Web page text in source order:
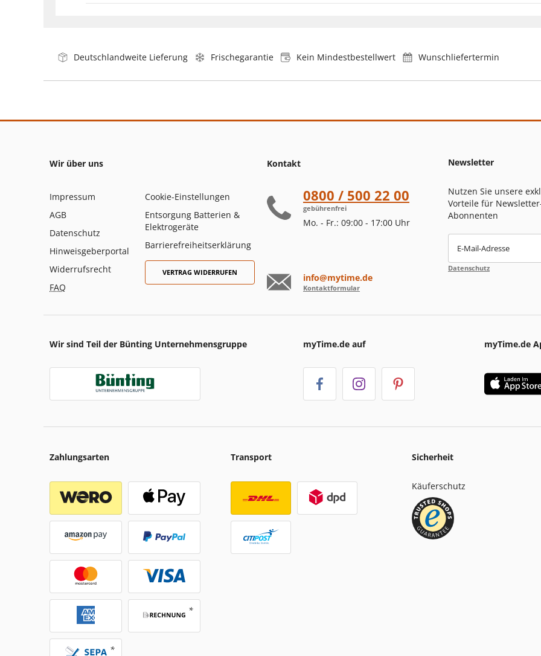
Deutschlandweite Lieferung Frischegarantie Kein Mindestbestellwert Wunschliefertermin
Wir über uns
Impressum
AGB
Datenschutz
Hinweisgeberportal
Widerrufsrecht
FAQ
Cookie-Einstellungen
Entsorgung Batterien &
Elektrogeräte
Barrierefreiheitserklärung
VERTRAG WIDERRUFEN
Kontakt
0800 / 500 22 00
gebührenfrei
Mo. - Fr.: 09:00 - 17:00 Uhr
info@mytime.de
Kontaktformular
Newsletter
Nutzen Sie unsere
Vorteile für
Abonnenten
E-Mail-Adresse
Datenschutz
Wir sind Teil der Bünting Unternehmensgruppe myTime.de auf myTime.de
Zahlungsarten Transport Sicherheit
Käuferschutz